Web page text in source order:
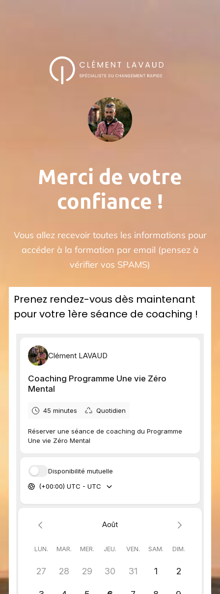
Merci de votre
confiance !
Vous allez recevoir toutes les informations pour
accéder à la formation par email (pensez à
vérifier vos SPAMS)
Prenez rendez-vous dès maintenant
pour votre 1ère séance de coaching !